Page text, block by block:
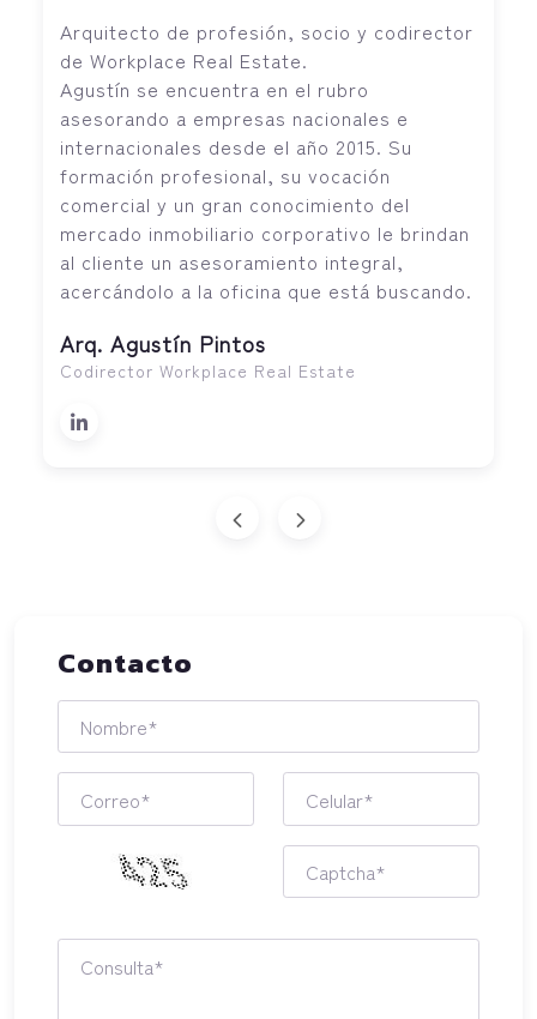
Arquitecto de profesión, socio y codirector
de Workplace Real Estate.
Agustín se encuentra en el rubro
asesorando a empresas nacionales e
internacionales desde el año 2015. Su
formación profesional, su vocación
comercial y un gran conocimiento del
mercado inmobiliario corporativo le brindan
al cliente un asesoramiento integral,
acercándolo a la oficina que está buscando.
Arq. Agustín Pintos
Codirector Workplace Real Estate
Contacto